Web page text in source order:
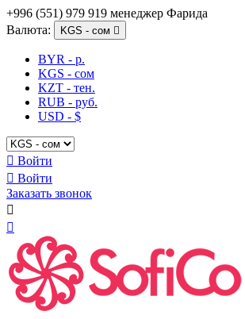
+996 (551) 979 919 менеджер Фарида
Валюта:
KGS - сом 
BYR - р.
KGS - сом
KZT - тен.
RUB - руб.
USD - $
 Войти
 Войти
Заказать звонок

